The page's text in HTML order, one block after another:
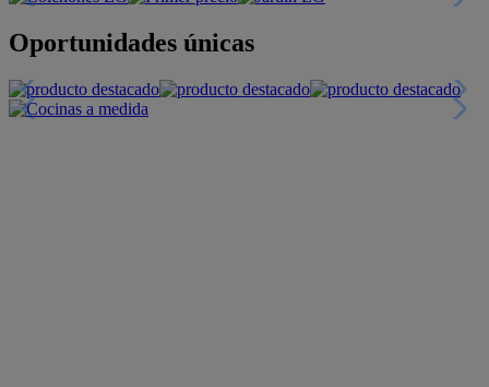
Oportunidades únicas